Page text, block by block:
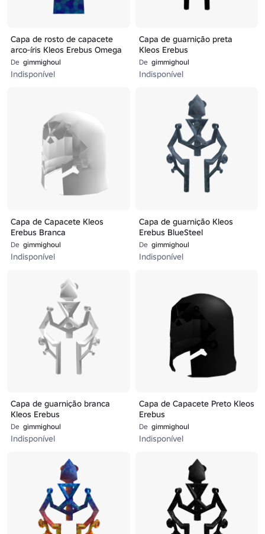
Capa de rosto de capacete
arco-íris Kleos Erebus Omega
De gimmighoul
Indisponível
Capa de guarnição preta
Kleos Erebus
De gimmighoul
Indisponível
Capa de Capacete Kleos
Erebus Branca
De gimmighoul
Indisponível
Capa de guarnição Kleos
Erebus BlueSteel
De gimmighoul
Indisponível
Capa de guarnição branca
Kleos Erebus
De gimmighoul
Indisponível
Capa de Capacete Preto Kleos
Erebus
De gimmighoul
Indisponível